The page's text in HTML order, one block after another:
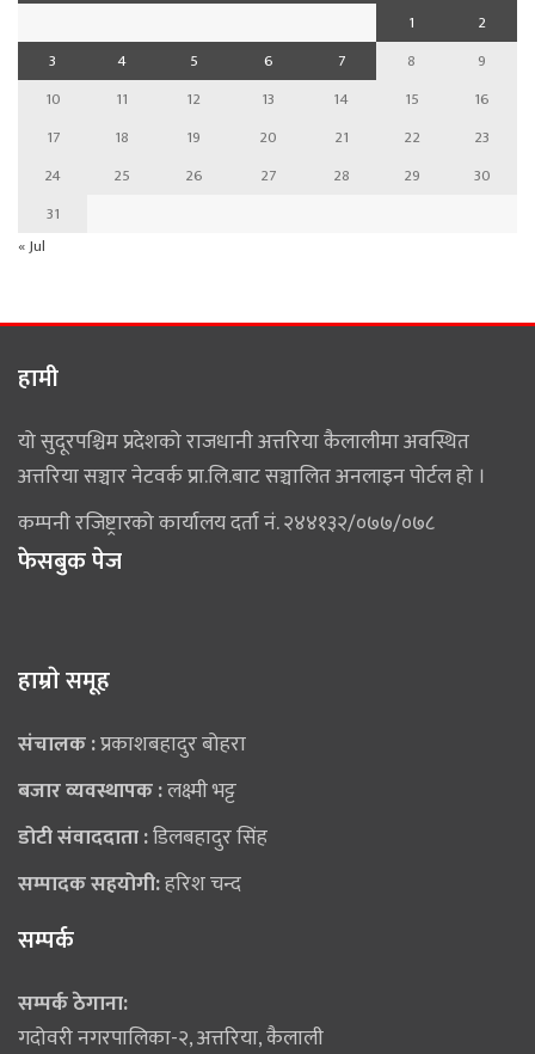
1
2
3
4 5 6 7 8
9
10
11 12 13 14 15
16
17
18 19 20 21 22
23
24
25 26 27 28 29
30
31
« Jul
हामी
यो सुदूरपश्चिम प्रदेशको राजधानी अत्तरिया कैलालीमा अवस्थित
अत्तरिया सञ्चार नेटवर्क प्रा.लि.बाट सञ्चालित अनलाइन पोर्टल हो ।
कम्पनी रजिष्ट्रारको कार्यालय दर्ता नं. २४४१३२/०७७/०७८
फेसबुक पेज
हाम्राे समूह
संचालक :प्रकाशबहादुर बोहरा
बजार व्यवस्थापक :लक्ष्मी भट्ट
डोटी संवाददाता :डिलबहादुर सिंह
सम्पादक सहयोगी:हरिश चन्द
सम्पर्क
सम्पर्क ठेगाना:
गदोवरी नगरपालिका-२, अत्तरिया, कैलाली